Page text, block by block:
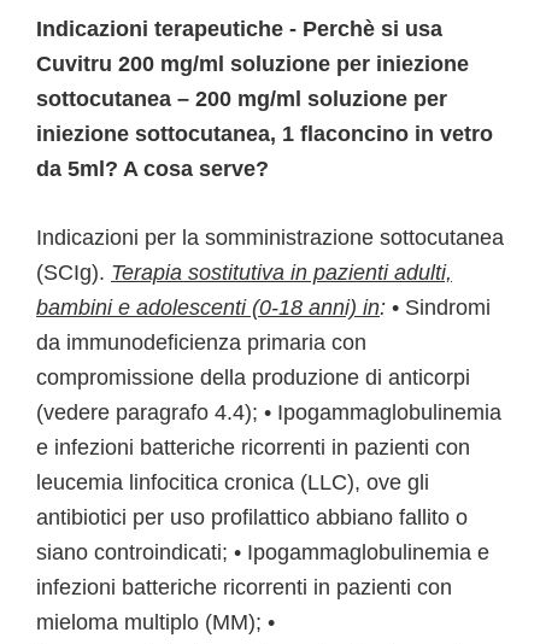
Indicazioni terapeutiche - Perchè si usa
Cuvitru 200 mg/ml soluzione per iniezione
sottocutanea – 200 mg/ml soluzione per
iniezione sottocutanea, 1 flaconcino in vetro
da 5ml? A cosa serve?
Indicazioni per la somministrazione sottocutanea
(SCIg). Terapia sostitutiva in pazienti adulti,
bambini e adolescenti (0-18 anni) in: • Sindromi
da immunodeficienza primaria con
compromissione della produzione di anticorpi
(vedere paragrafo 4.4); • Ipogammaglobulinemia
e infezioni batteriche ricorrenti in pazienti con
leucemia linfocitica cronica (LLC), ove gli
antibiotici per uso profilattico abbiano fallito o
siano controindicati; • Ipogammaglobulinemia e
infezioni batteriche ricorrenti in pazienti con
mieloma multiplo (MM); •